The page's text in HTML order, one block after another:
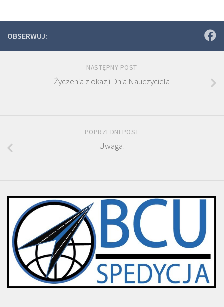
OBSERWUJ:
NASTĘPNY POST
Życzenia z okazji Dnia Nauczyciela
POPRZEDNI POST
Uwaga!